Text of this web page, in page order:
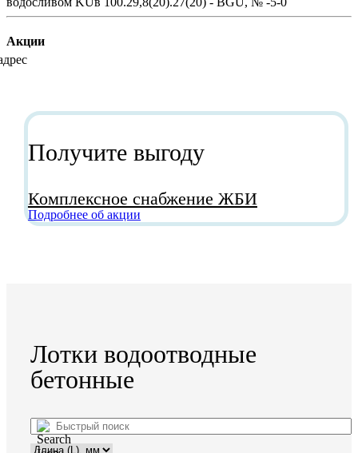
Акции
Получите выгоду
Комплексное снабжение ЖБИ
Подробнее об акции
Лотки водоотводные
бетонные